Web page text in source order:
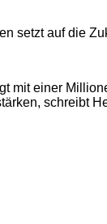
setzt auf die
mit einer
schreibt